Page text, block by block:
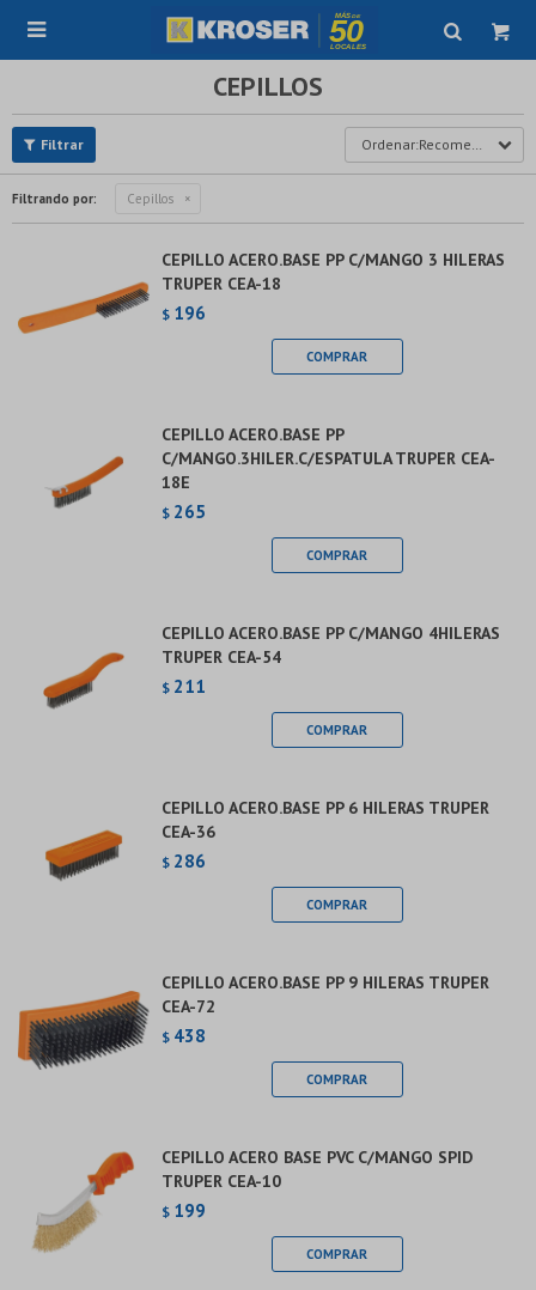

CEPILLOS
Recomendados
Filtrando por: Cepillos
CEPILLO ACERO.BASE PP C/MANGO 3 HILERAS
TRUPER CEA-18
$ 196
CEPILLO ACERO.BASE PP
C/MANGO.3HILER.C/ESPATULA TRUPER CEA-
18E
$ 265
CEPILLO ACERO.BASE PP C/MANGO 4HILERAS
TRUPER CEA-54
$ 211
CEPILLO ACERO.BASE PP 6 HILERAS TRUPER
CEA-36
$ 286
CEPILLO ACERO.BASE PP 9 HILERAS TRUPER
CEA-72
$ 438
CEPILLO ACERO BASE PVC C/MANGO SPID
TRUPER CEA-10
$ 199